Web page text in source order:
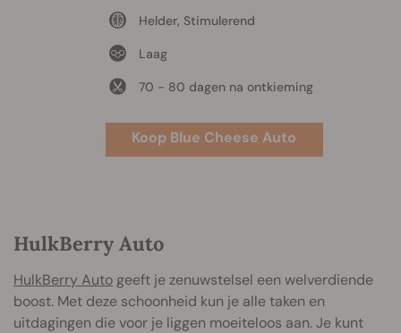
Helder, Stimulerend
Laag
70 - 80 dagen na ontkieming
Koop Blue Cheese Auto
HulkBerry Auto
HulkBerry Auto geeft je zenuwstelsel een welverdiende
boost. Met deze schoonheid kun je alle taken en
uitdagingen die voor je liggen moeiteloos aan. Je kunt